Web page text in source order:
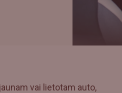
vai lietotam auto,